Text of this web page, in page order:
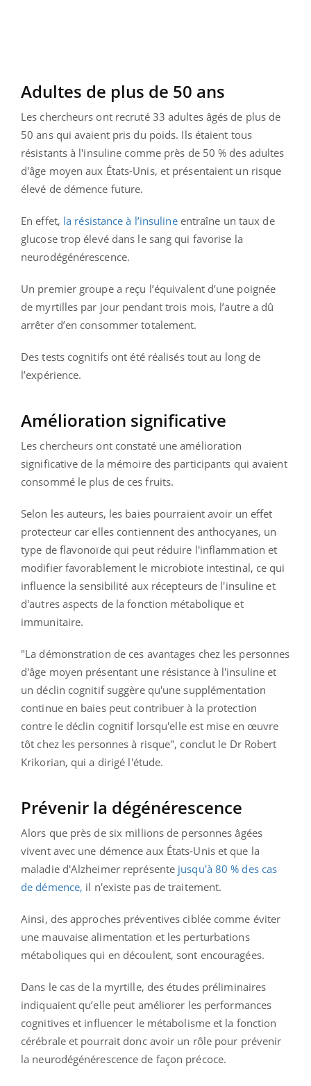
Adultes de plus de 50 ans
Les chercheurs ont recruté 33 adultes âgés de plus de
50 ans qui avaient pris du poids. Ils étaient tous
résistants à l'insuline comme près de 50 % des adultes
d'âge moyen aux États-Unis, et présentaient un risque
élevé de démence future.
En effet, la résistance à l’insulineentraîne un taux de
glucose trop élevé dans le sang qui favorise la
neurodégénérescence.
Un premier groupe a reçu l’équivalent d’une poignée
de myrtilles par jour pendant trois mois, l’autre a dû
arrêter d’en consommer totalement.
Des tests cognitifs ont été réalisés tout au long de
l’expérience.
Amélioration significative
Les chercheurs ont constaté une amélioration
significative de la mémoire des participants qui avaient
consommé le plus de ces fruits.
Selon les auteurs, les baies pourraient avoir un effet
protecteur car elles contiennent des anthocyanes, un
type de flavonoïde qui peut réduire l'inflammation et
modifier favorablement le microbiote intestinal, ce qui
influence la sensibilité aux récepteurs de l'insuline et
d'autres aspects de la fonction métabolique et
immunitaire.
"La démonstration de ces avantages chez les personnes
d'âge moyen présentant une résistance à l'insuline et
un déclin cognitif suggère qu'une supplémentation
continue en baies peut contribuer à la protection
contre le déclin cognitif lorsqu'elle est mise en œuvre
tôt chez les personnes à risque", conclut le Dr Robert
Krikorian, qui a dirigé l'étude.
Prévenir la dégénérescence
Alors que près de six millions de personnes âgées
vivent avec une démence aux États-Unis et que la
maladie d'Alzheimer représente jusqu'à 80 % des cas
de démence, il n'existe pas de traitement.
Ainsi, des approches préventives ciblée comme éviter
une mauvaise alimentation et les perturbations
métaboliques qui en découlent, sont encouragées.
Dans le cas de la myrtille, des études préliminaires
indiquaient qu’elle peut améliorer les performances
cognitives et influencer le métabolisme et la fonction
cérébrale et pourrait donc avoir un rôle pour prévenir
la neurodégénérescence de façon précoce.